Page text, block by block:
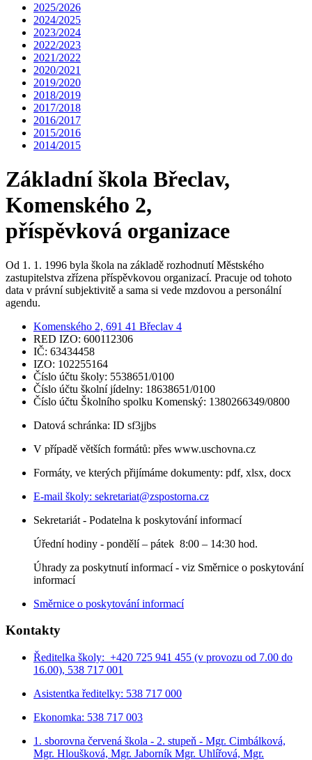
2025/2026
2024/2025
2023/2024
2022/2023
2021/2022
2020/2021
2019/2020
2018/2019
2017/2018
2016/2017
2015/2016
2014/2015
Základní škola Břeclav,
Komenského 2,
příspěvková organizace
Od 1. 1. 1996 byla škola na základě rozhodnutí Městského
zastupitelstva zřízena příspěvkovou organizací. Pracuje od tohoto
data v právní subjektivitě a sama si vede mzdovou a personální
agendu.
Komenského 2, 691 41 Břeclav 4
RED IZO: 600112306
IČ: 63434458
IZO: 102255164
Číslo účtu školy: 5538651/0100
Číslo účtu školní jídelny: 18638651/0100
Číslo účtu Školního spolku Komenský: 1380266349/0800
Datová schránka: ID sf3jjbs
V případě větších formátů: přes www.uschovna.cz
Formáty, ve kterých přijímáme dokumenty: pdf, xlsx, docx
E-mail školy: sekretariat@zspostorna.cz
Sekretariát - Podatelna k poskytování informací
Úřední hodiny - pondělí – pátek 8:00 – 14:30 hod.
Úhrady za poskytnutí informací - viz Směrnice o poskytování
informací
Směrnice o poskytování informací
Kontakty
Ředitelka školy: +420 725 941 455 (v provozu od 7.00 do
16.00), 538 717 001
Asistentka ředitelky: 538 717 000
Ekonomka: 538 717 003
1. sborovna červená škola - 2. stupeň - Mgr. Cimbálková,
Mgr. Hloušková, Mgr. Jaborník Mgr. Uhlířová, Mgr.